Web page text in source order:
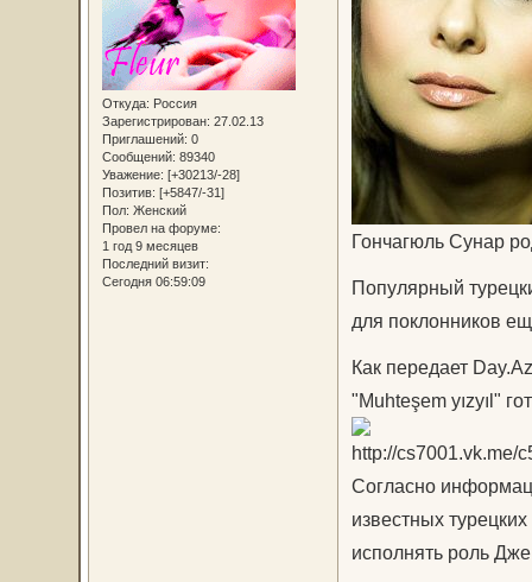
Откуда: Россия
Зарегистрирован: 27.02.13
Приглашений: 0
Сообщений: 89340
Уважение: [+30213/-28]
Позитив: [+5847/-31]
Пол: Женский
Провел на форуме:
1 год 9 месяцев
Последний визит:
Сегодня 06:59:09
Гончагюль Сунар
Популярный
для поклонников
Как передает
"Muhteşem yızyıl"
Согласно
известных
исполнять роль